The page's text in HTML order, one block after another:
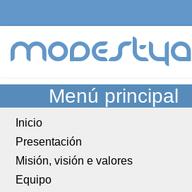
modestya
Menú principal
Inicio
Presentación
Misión, visión e valores
Equipo